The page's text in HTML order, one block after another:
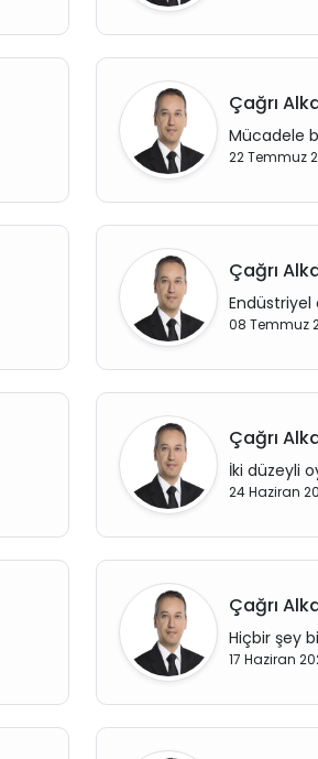
Çağrı
Mücadele
22 Temmuz
Çağrı
Endüstriyel
08 Temmuz
Çağrı
İki düzeyli
24 Haziran
Çağrı
Hiçbir şey
17 Haziran